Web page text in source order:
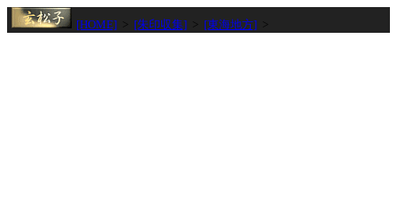
[HOME] [朱印収集] [東海地方]